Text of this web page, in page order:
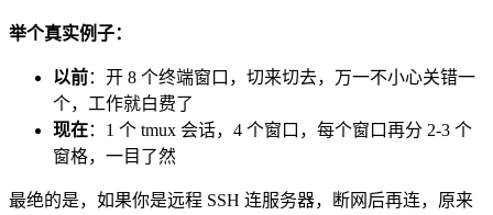
举个真实例子：
以前：开 8 个终端窗口，切来切去，万一不小心关错一
个，工作就白费了
现在：1 个 tmux 会话，4 个窗口，每个窗口再分 2-3 个
窗格，一目了然
最绝的是，如果你是远程 SSH 连服务器，断网后再连，原来